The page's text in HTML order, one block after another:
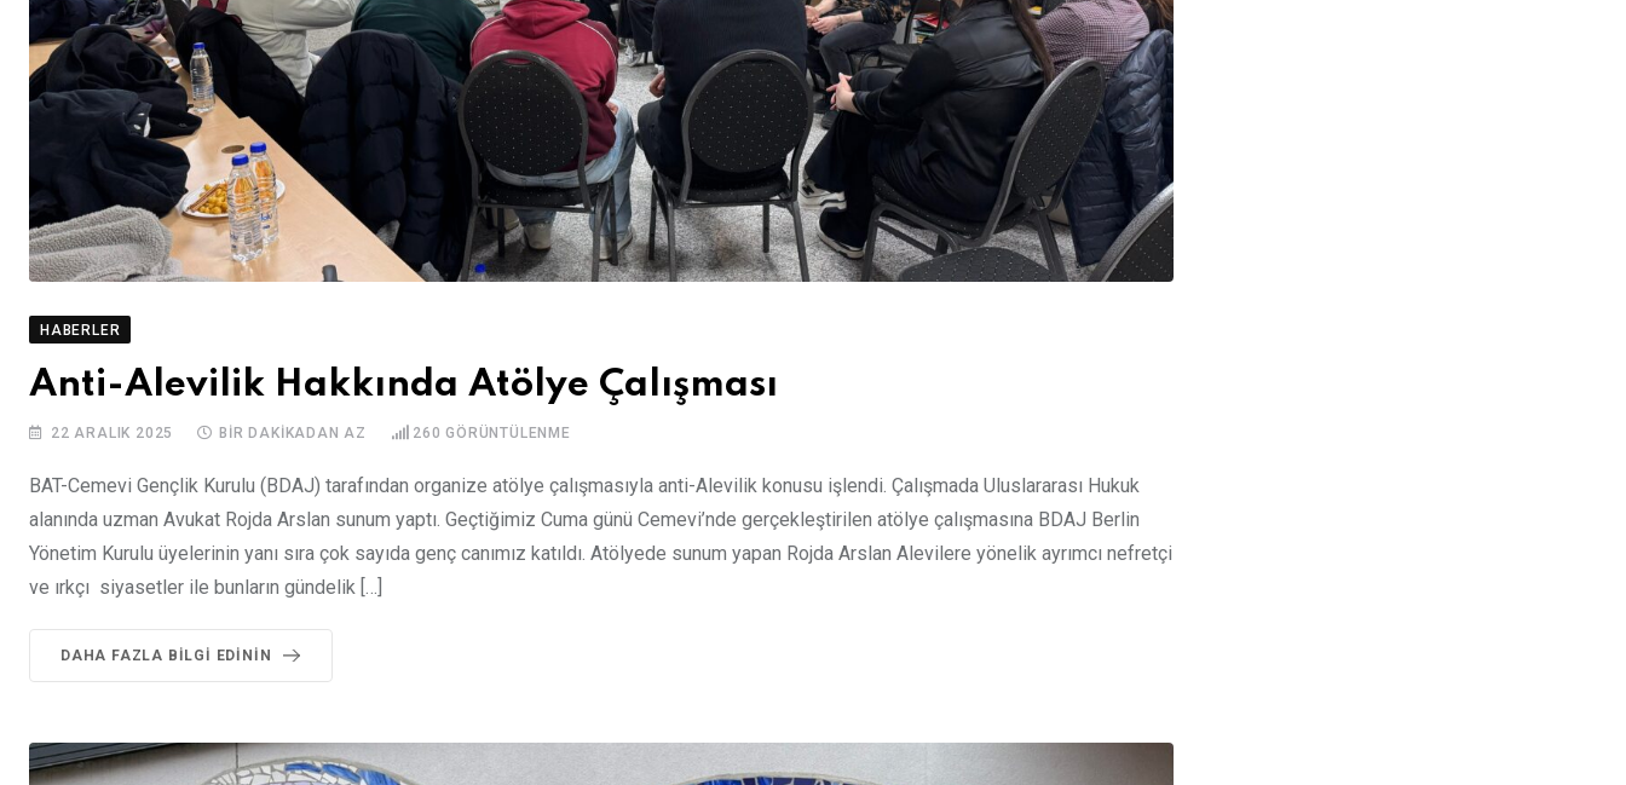
HABERLER
Anti-Alevilik Hakkında Atölye Çalışması
22 ARALIK 2025 BIR DAKIKADAN AZ 260 GÖRÜNTÜLENME
BAT-Cemevi Gençlik Kurulu (BDAJ) tarafından organize atölye çalışmasıyla anti-Alevilik konusu işlendi. Çalışmada Uluslararası Hukuk
alanında uzman Avukat Rojda Arslan sunum yaptı. Geçtiğimiz Cuma günü Cemevi’nde gerçekleştirilen atölye çalışmasına BDAJ Berlin
Yönetim Kurulu üyelerinin yanı sıra çok sayıda genç canımız katıldı. Atölyede sunum yapan Rojda Arslan Alevilere yönelik ayrımcı nefretçi
ve ırkçı siyasetler ile bunların gündelik […]
DAHA FAZLA BILGI EDININ